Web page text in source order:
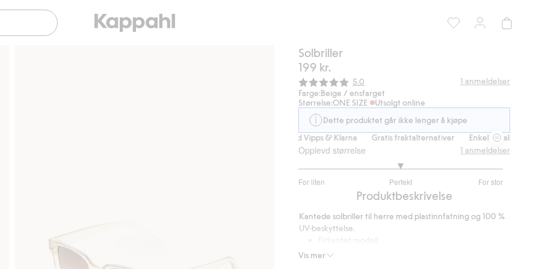
Solbriller
199 kr.
Gjennomsnittskarakter:
5.0 1 anmeldelser
Farge:Beige / ensfarget
Størrelse:ONE SIZE
Utsolgt online
Dette produktet går ikke lenger å kjøpe
Enkel betaling med Vipps & Klarna Gratis fraktalternativer Enkel betaling med
Opplevd størrelse
For liten Perfekt For stor
av
1
stemmer
1 anmeldelser
Produktbeskrivelse
Vis mer
Kantede solbriller til herre med plastinnfatning og 100 %
UV-beskyttelse.
Innfatning og stenger i plast